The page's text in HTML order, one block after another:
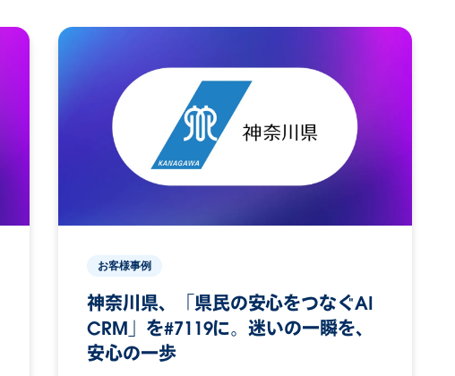
お客様事例
神奈川県、「県民の安心をつなぐAI
CRM」を#7119に。迷いの一瞬を、
安心の一歩